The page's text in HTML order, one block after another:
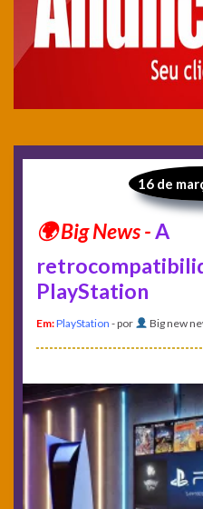
16 de
A
PlayStation
Em:PlayStation - por Big new